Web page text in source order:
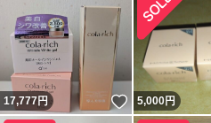
17,777円 いいね！
5,000円